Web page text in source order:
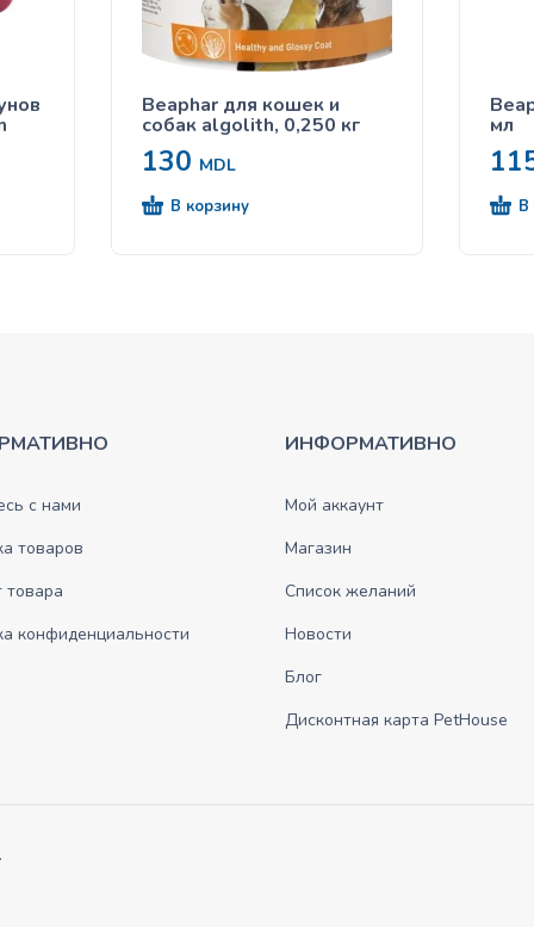
Beaphar для кошек и
собак algolith, 0,250 кг
130 MDL
В корзину
мл
В
с нами
товаров
товара
конфиденциальности
ИНФОРМАТИВНО
Мой аккаунт
Магазин
Список желаний
Новости
Блог
Дисконтная карта PetHouse